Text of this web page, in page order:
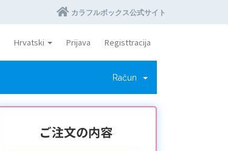
カラフルボックス公式サイト
Hrvatski Prijava Registtracija
Račun
ご注文の内容